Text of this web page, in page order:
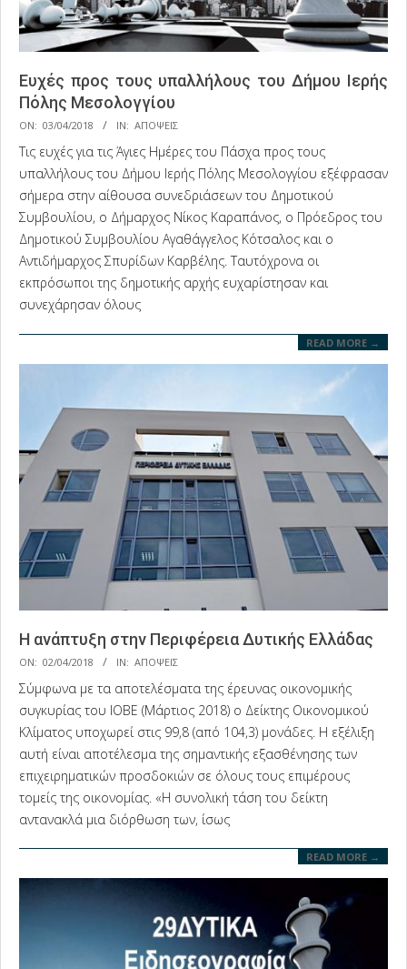
Ευχές προς τους υπαλλήλους του Δήμου Ιερής
Πόλης Μεσολογγίου
2018-
04-
03
ON: 03/04/2018 IN: ΑΠΟΨΕΙΣ
Τις ευχές για τις Άγιες Ημέρες του Πάσχα προς τους
υπαλλήλους του Δήμου Ιερής Πόλης Μεσολογγίου εξέφρασαν
σήμερα στην αίθουσα συνεδριάσεων του Δημοτικού
Συμβουλίου, ο Δήμαρχος Νίκος Καραπάνος, ο Πρόεδρος του
Δημοτικού Συμβουλίου Αγαθάγγελος Κότσαλος και ο
Αντιδήμαρχος Σπυρίδων Καρβέλης. Ταυτόχρονα οι
εκπρόσωποι της δημοτικής αρχής ευχαρίστησαν και
συνεχάρησαν όλους
READ MORE →
Η ανάπτυξη στην Περιφέρεια Δυτικής Ελλάδας
2018-
04-
ON: 02/04/2018 IN: ΑΠΟΨΕΙΣ
Σύμφωνα με τα αποτελέσματα της έρευνας οικονομικής
συγκυρίας του ΙΟΒΕ (Μάρτιος 2018) ο Δείκτης Οικονομικού
Κλίματος υποχωρεί στις 99,8 (από 104,3) μονάδες. Η εξέλιξη
αυτή είναι αποτέλεσμα της σημαντικής εξασθένησης των
επιχειρηματικών προσδοκιών σε όλους τους επιμέρους
τομείς της οικονομίας. «Η συνολική τάση του δείκτη
αντανακλά μια διόρθωση των, ίσως
READ MORE →